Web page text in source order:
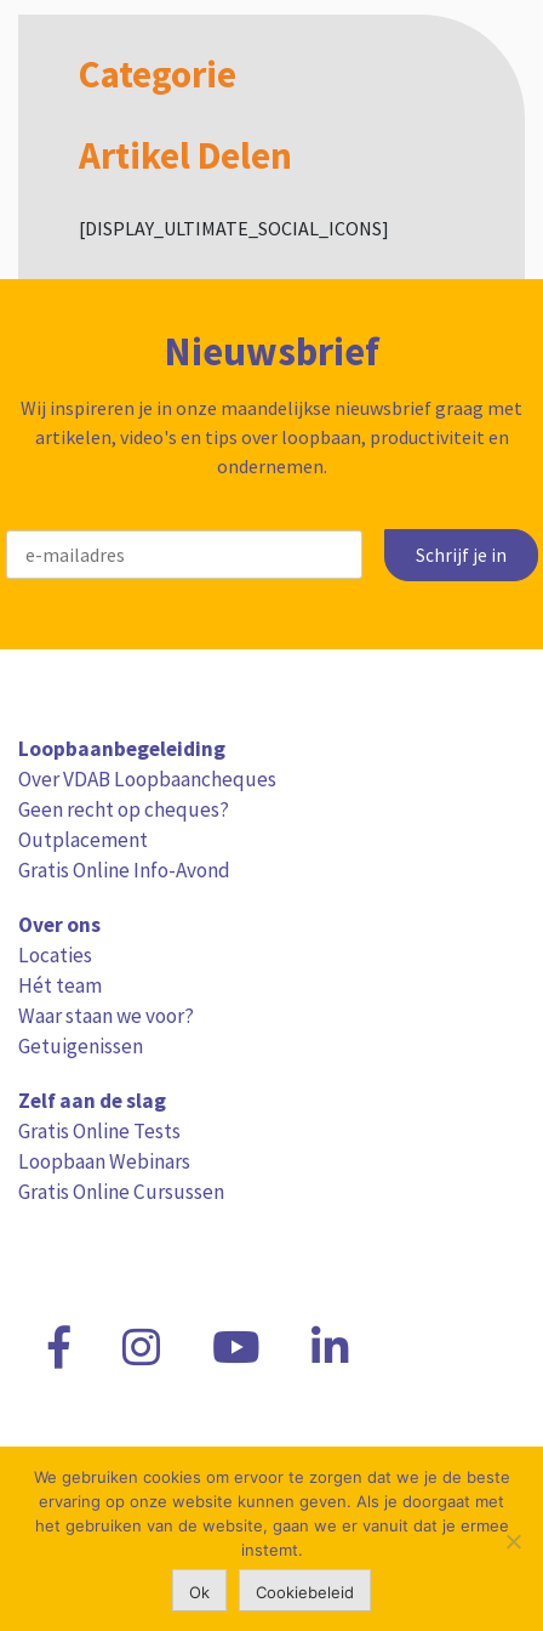
Categorie
Artikel Delen
[DISPLAY_ULTIMATE_SOCIAL_ICONS]
Nieuwsbrief
Wij inspireren je in onze maandelijkse nieuwsbrief graag met
artikelen, video's en tips over loopbaan, productiviteit en
ondernemen.
Schrijf je in
Loopbaanbegeleiding
Over VDAB Loopbaancheques
Geen recht op cheques?
Outplacement
Gratis Online Info-Avond
Over ons
Locaties
Hét team
Waar staan we voor?
Getuigenissen
Zelf aan de slag
Gratis Online Tests
Loopbaan Webinars
Gratis Online Cursussen
Juridische informatie Privacyverklaring Cookies
© 2009-2024 YourCoach BV. Alle rechten voorbehouden.
We gebruiken cookies om ervoor te zorgen dat we je de beste
ervaring op onze website kunnen geven. Als je doorgaat met
het gebruiken van de website, gaan we er vanuit dat je ermee
instemt.
Ok Cookiebeleid